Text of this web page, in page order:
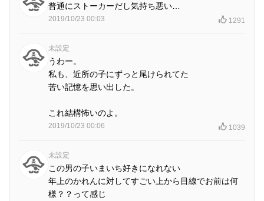
普通にストーカーだし気持ち悪い…
2019/10/23 00:03 1291
未設定
うわー。
私も、近所の子にずっと尾けられてた
苦い記憶を思い出した。
これ結構怖いのよ。
2019/10/23 00:06 1039
未設定
この男の子いまいち好きになれない
年上のかれんに対してすごい上から目線でお前は何
様？？って感じ